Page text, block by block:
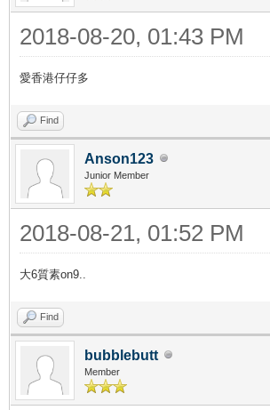
2018-08-20, 01:43 PM
愛香港仔仔多
Find
Anson123
Junior Member
2018-08-21, 01:52 PM
大6質素on9..
Find
bubblebutt
Member